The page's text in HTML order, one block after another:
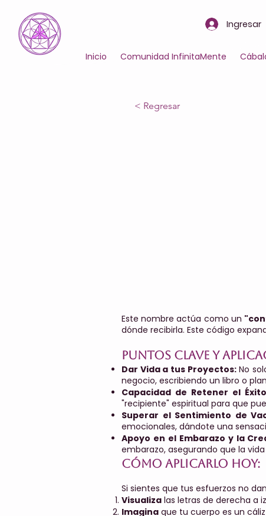
Ingresar
Inicio Comunidad InfinitaMente
< Regresar
Este nombre actúa como un
dónde recibirla. Este código
Puntos clave y
Dar Vida a tus Proyectos:No
negocio, escribiendo un libro o
Capacidad de Retener el
"recipiente" espiritual para que
Superar el Sentimiento de
emocionales, dándote una
Apoyo en el Embarazo y la
embarazo, asegurando que la
Cómo aplicarlo hoy:
Si sientes que tus esfuerzos no
Visualiza las letras de derecha a
Imagina que tu cuerpo es un